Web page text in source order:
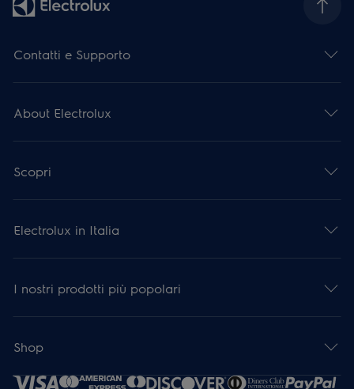
Contatti e Supporto
About Electrolux
Scopri
Electrolux in Italia
I nostri prodotti più popolari
Shop